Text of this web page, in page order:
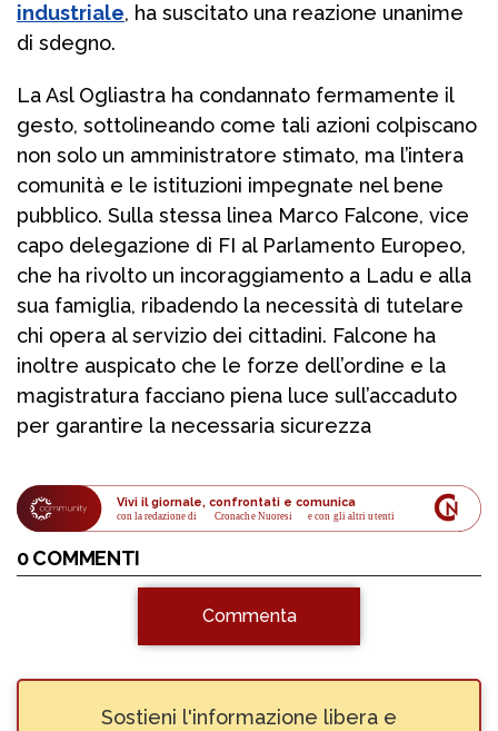
industriale, ha suscitato una reazione unanime
di sdegno.
La Asl Ogliastra ha condannato fermamente il
gesto, sottolineando come tali azioni colpiscano
non solo un amministratore stimato, ma l’intera
comunità e le istituzioni impegnate nel bene
pubblico. Sulla stessa linea Marco Falcone, vice
capo delegazione di FI al Parlamento Europeo,
che ha rivolto un incoraggiamento a Ladu e alla
sua famiglia, ribadendo la necessità di tutelare
chi opera al servizio dei cittadini. Falcone ha
inoltre auspicato che le forze dell’ordine e la
magistratura facciano piena luce sull’accaduto
per garantire la necessaria sicurezza
Vivi il giornale, confrontati e comunica
con la redazione di Cronache Nuoresi e con gli altri utenti
0 COMMENTI
Commenta
Sostieni l'informazione libera e